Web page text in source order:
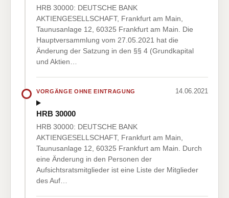
HRB 30000: DEUTSCHE BANK
AKTIENGESELLSCHAFT, Frankfurt am Main,
Taunusanlage 12, 60325 Frankfurt am Main. Die
Hauptversammlung vom 27.05.2021 hat die
Änderung der Satzung in den §§ 4 (Grundkapital
und Aktien…
VORGÄNGE OHNE EINTRAGUNG 14.06.2021
HRB 30000
HRB 30000: DEUTSCHE BANK
AKTIENGESELLSCHAFT, Frankfurt am Main,
Taunusanlage 12, 60325 Frankfurt am Main. Durch
eine Änderung in den Personen der
Aufsichtsratsmitglieder ist eine Liste der Mitglieder
des Auf…